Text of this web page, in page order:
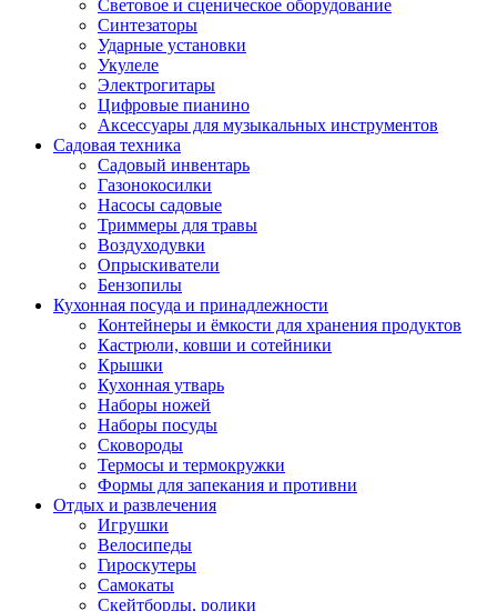
Световое и сценическое оборудование
Синтезаторы
Ударные установки
Укулеле
Электрогитары
Цифровые пианино
Аксессуары для музыкальных инструментов
Садовая техника
Садовый инвентарь
Газонокосилки
Насосы садовые
Триммеры для травы
Воздуходувки
Опрыскиватели
Бензопилы
Кухонная посуда и принадлежности
Контейнеры и ёмкости для хранения продуктов
Кастрюли, ковши и сотейники
Крышки
Кухонная утварь
Наборы ножей
Наборы посуды
Сковороды
Термосы и термокружки
Формы для запекания и противни
Отдых и развлечения
Игрушки
Велосипеды
Гироскутеры
Самокаты
Скейтборды, ролики